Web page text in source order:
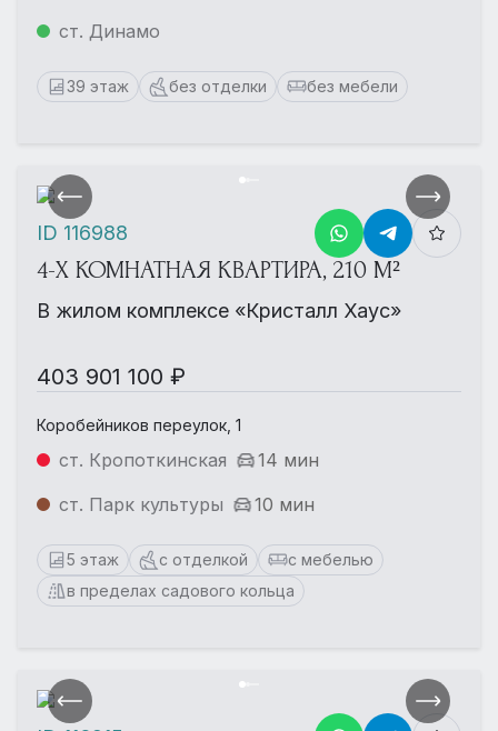
ст. Динамо
39 этаж без отделки без мебели
4-Х КОМНАТНАЯ КВАРТИРА, 210 М²
В жилом комплексе «Кристалл Хаус»
403 901 100 ₽
Коробейников переулок, 1
ст. Кропоткинская
14 мин
ст. Парк культуры
10 мин
5 этаж с отделкой
с мебелью
в пределах садового кольца
ID 116988